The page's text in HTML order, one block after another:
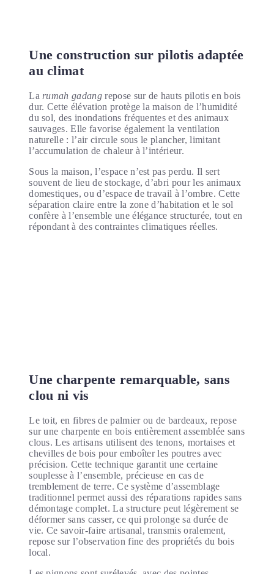
Une construction sur pilotis adaptée
au climat
La rumah gadang repose sur de hauts pilotis en bois
dur. Cette élévation protège la maison de l’humidité
du sol, des inondations fréquentes et des animaux
sauvages. Elle favorise également la ventilation
naturelle : l’air circule sous le plancher, limitant
l’accumulation de chaleur à l’intérieur.
Sous la maison, l’espace n’est pas perdu. Il sert
souvent de lieu de stockage, d’abri pour les animaux
domestiques, ou d’espace de travail à l’ombre. Cette
séparation claire entre la zone d’habitation et le sol
confère à l’ensemble une élégance structurée, tout en
répondant à des contraintes climatiques réelles.
Une charpente remarquable, sans
clou ni vis
Le toit, en fibres de palmier ou de bardeaux, repose
sur une charpente en bois entièrement assemblée sans
clous. Les artisans utilisent des tenons, mortaises et
chevilles de bois pour emboîter les poutres avec
précision. Cette technique garantit une certaine
souplesse à l’ensemble, précieuse en cas de
tremblement de terre. Ce système d’assemblage
traditionnel permet aussi des réparations rapides sans
démontage complet. La structure peut légèrement se
déformer sans casser, ce qui prolonge sa durée de
vie. Ce savoir-faire artisanal, transmis oralement,
repose sur l’observation fine des propriétés du bois
local.